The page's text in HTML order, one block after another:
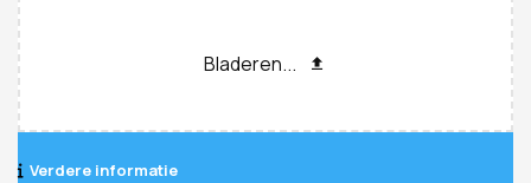
Bladeren...
Verdere informatie